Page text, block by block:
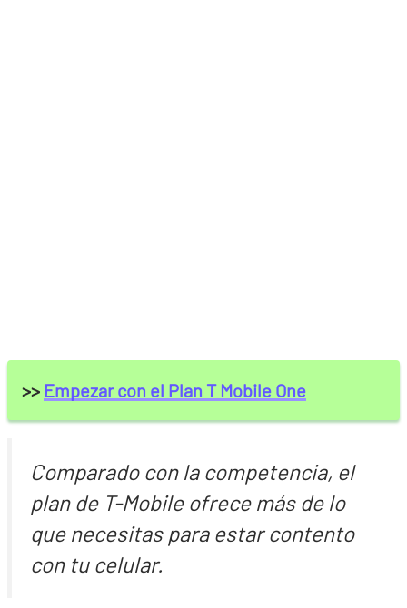
>> Empezar con el Plan T Mobile One
Comparado con la competencia, el
plan de T-Mobile ofrece más de lo
que necesitas para estar contento
con tu celular.